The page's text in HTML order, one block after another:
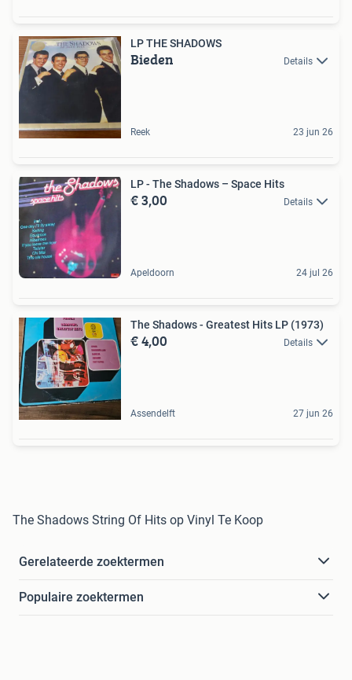
LP THE SHADOWS
Bieden Details
Reek 23 jun 26
LP - The Shadows ‎– Space Hits
€ 3,00 Details
Apeldoorn 24 jul 26
The Shadows - Greatest Hits LP (1973)
€ 4,00 Details
Assendelft 27 jun 26
The Shadows String Of Hits op Vinyl Te Koop
Gerelateerde zoektermen
Populaire zoektermen